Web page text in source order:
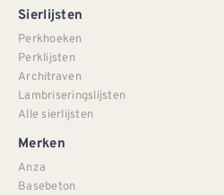
Sierlijsten
Perkhoeken
Perklijsten
Architraven
Lambriseringslijsten
Alle sierlijsten
Merken
Anza
Basebeton